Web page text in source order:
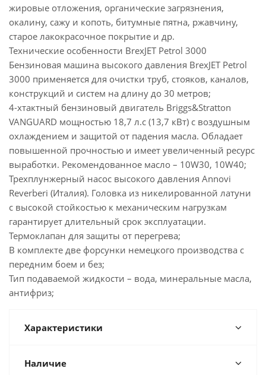
жировые отложения, органические загрязнения,
окалину, сажу и копоть, битумные пятна, ржавчину,
старое лакокрасочное покрытие и др.
Технические особенности BrexJET Petrol 3000
Бензиновая машина высокого давления BrexJET Petrol
3000 применяется для очистки труб, стояков, каналов,
конструкций и систем на длину до 30 метров;
4-хтактный бензиновый двигатель Briggs&Stratton
VANGUARD мощностью 18,7 л.с (13,7 кВт) с воздушным
охлаждением и защитой от падения масла. Обладает
повышенной прочностью и имеет увеличенный ресурс
выработки. Рекомендованное масло – 10W30, 10W40;
Трехплунжерный насос высокого давления Annovi
Reverberi (Италия). Головка из никелированной латуни
с высокой стойкостью к механическим нагрузкам
гарантирует длительный срок эксплуатации.
Термоклапан для защиты от перегрева;
В комплекте две форсунки немецкого производства с
передним боем и без;
Тип подаваемой жидкости – вода, минеральные масла,
антифриз;
Характеристики
Наличие